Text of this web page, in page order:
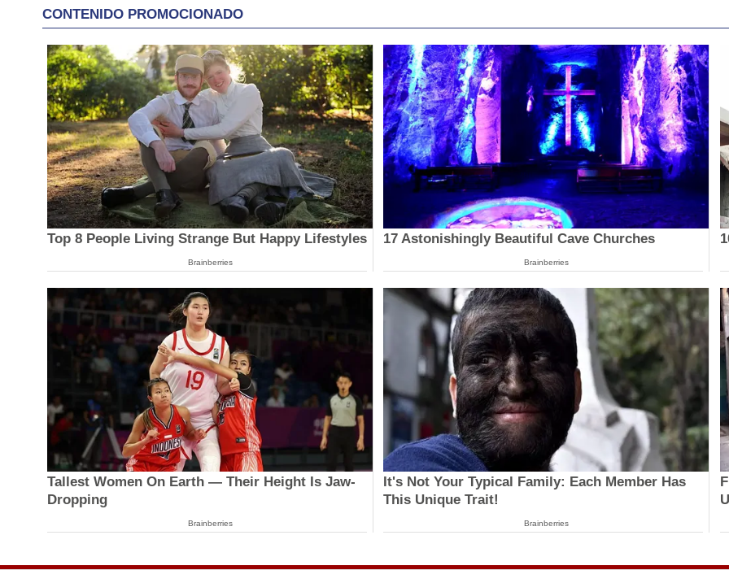
CONTENIDO PROMOCIONADO
Top 8 People Living Strange But Happy Lifestyles
Brainberries
17 Astonishingly Beautiful Cave Churches
Brainberries
Tallest Women On Earth — Their Height Is Jaw-
Dropping
Brainberries
It's Not Your Typical Family: Each Member Has
This Unique Trait!
Brainberries